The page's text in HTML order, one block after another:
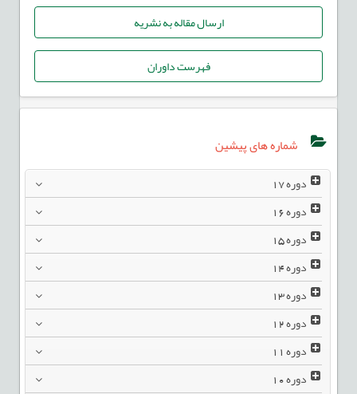
ارسال مقاله به نشریه
فهرست داوران
شماره های پیشین
دوره17
دوره16
دوره15
دوره14
دوره13
دوره12
دوره11
دوره10